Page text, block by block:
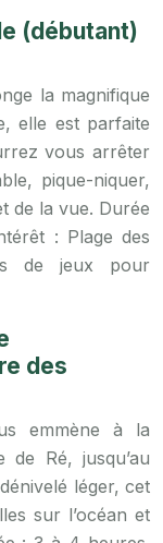
(débutant)
la magnifique
elle est parfaite
vous arrêter
pique-niquer,
de la vue. Durée
: Plage des
de jeux pour
des
emmène à la
Ré, jusqu’au
léger, cet
sur l’océan et